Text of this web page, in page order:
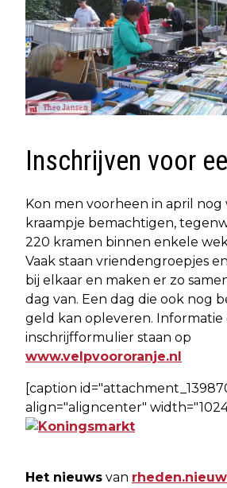
Inschrijven voor
Kon men voorheen in april nog
kraampje bemachtigen,
220 kramen binnen enkele
Vaak staan vriendengroepjes
bij elkaar en maken er zo
dag van. Een dag die ook nog
geld kan opleveren. Informatie
inschrijfformulier staan op
www.velpvoororanje.nl
[caption
align="aligncenter"
Het nieuws van